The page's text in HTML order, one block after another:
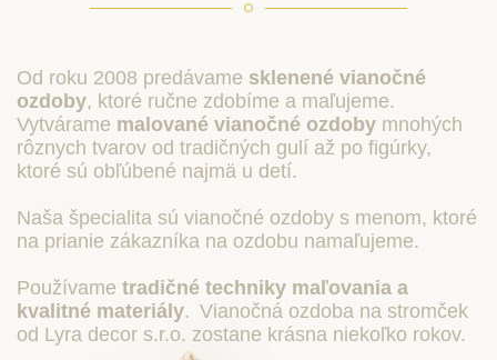
Od roku 2008 predávame sklenené vianočné
ozdoby, ktoré ručne zdobíme a maľujeme.
Vytvárame malované vianočné ozdoby mnohých
rôznych tvarov od tradičných gulí až po figúrky,
ktoré sú obľúbené najmä u detí.
Naša špecialita sú vianočné ozdoby s menom, ktoré
na prianie zákazníka na ozdobu namaľujeme.
Používame tradičné techniky maľovania a
kvalitné materiály. Vianočná ozdoba na stromček
od Lyra decor s.r.o. zostane krásna niekoľko rokov.